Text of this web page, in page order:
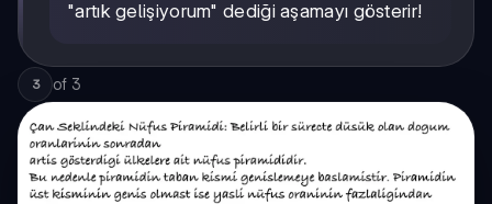
"artık gelişiyorum" dediği aşamayı gösterir!
3 of 3